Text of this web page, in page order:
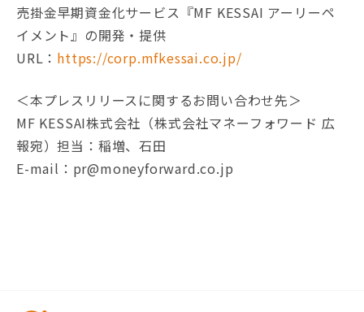
売掛金早期資金化サービス『MF KESSAI アーリーペ
イメント』の開発・提供
URL： https://corp.mfkessai.co.jp/
＜本プレスリリースに関するお問い合わせ先＞
MF KESSAI株式会社（株式会社マネーフォワード 広
報宛）担当：稲増、石田
E-mail：pr@moneyforward.co.jp